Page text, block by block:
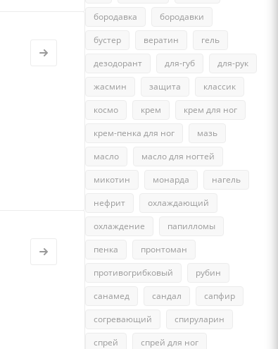
бородавка
бородавки
бустер
вератин
гель
дезодорант
для-губ
для-рук
жасмин
защита
классик
космо
крем
крем для ног
крем-пенка для ног
мазь
масло
масло для ногтей
микотин
монарда
нагель
нефрит
охлаждающий
охлаждение
папилломы
пенка
пронтоман
противогрибковый
рубин
санамед
сандал
сапфир
согревающий
спируларин
спрей
спрей для ног